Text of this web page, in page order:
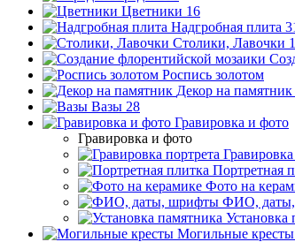
Цветники 16
Надгробная плита
Столики, Лавочки
Роспись золотом
Декор на памятник
Вазы 28
Гравировка и фото
Гравировка и фото
Портретная
Фото на
ФИО,
Установка
Могильные кресты